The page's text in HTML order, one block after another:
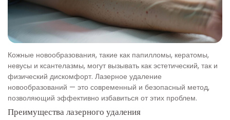
Кожные новообразования, такие как папилломы, кератомы,
невусы и ксантелазмы, могут вызывать как эстетический, так и
физический дискомфорт. Лазерное удаление
новообразований — это современный и безопасный метод,
позволяющий эффективно избавиться от этих проблем.
Преимущества лазерного удаления